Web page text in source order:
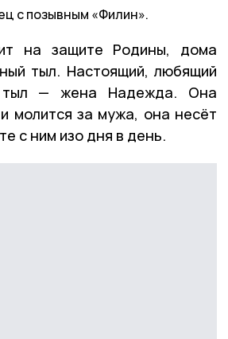
с позывным «Филин».
на защите Родины, дома
тыл. Настоящий, любящий
тыл — жена Надежда. Она
молится за мужа, она несёт
с ним изо дня в день.